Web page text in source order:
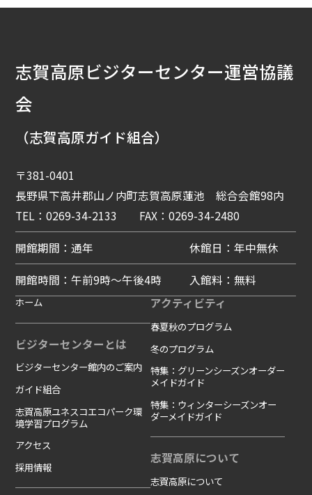
志賀高原ビジターセンター運営協議
会
（志賀高原ガイド組合）
〒381-0401
長野県下高井郡山ノ内町志賀高原蓮池 総合会館98内
TEL：0269-34-2133 FAX：0269-34-2480
開館期間：通年
休館日：年中無休
開館時間：午前9時～午後4時
入館料：無料
ホーム
ビジターセンターとは
ビジターセンター館内のご案内
ガイド組合
志賀高原ユネスコエコパーク環
境学習プログラム
アクセス
採用情報
アクティビティ
春夏秋のプログラム
冬のプログラム
特集：グリーンシーズンオーダー
メイドガイド
特集：ウィンターシーズンオー
ダーメイドガイド
志賀高原について
志賀高原について